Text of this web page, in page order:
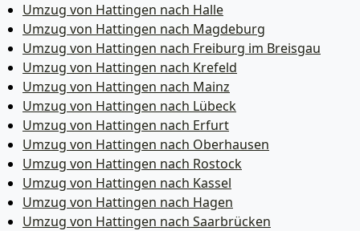
Umzug von Hattingen nach Halle
Umzug von Hattingen nach Magdeburg
Umzug von Hattingen nach Freiburg im Breisgau
Umzug von Hattingen nach Krefeld
Umzug von Hattingen nach Mainz
Umzug von Hattingen nach Lübeck
Umzug von Hattingen nach Erfurt
Umzug von Hattingen nach Oberhausen
Umzug von Hattingen nach Rostock
Umzug von Hattingen nach Kassel
Umzug von Hattingen nach Hagen
Umzug von Hattingen nach Saarbrücken